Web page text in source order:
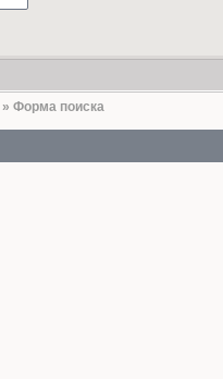
» Форма поиска